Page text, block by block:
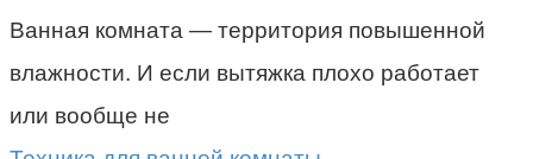
Ванная комната — территория повышенной
влажности. И если вытяжка плохо работает
или вообще не